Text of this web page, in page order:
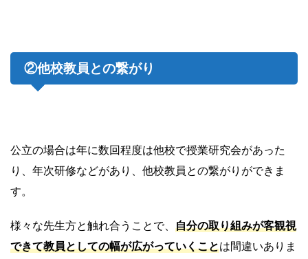
②他校教員との繋がり
公立の場合は年に数回程度は他校で授業研究会があった
り、年次研修などがあり、他校教員との繋がりができま
す。
様々な先生方と触れ合うことで、 自分の取り組みが客観視
できて教員としての幅が広がっていくことは間違いありま